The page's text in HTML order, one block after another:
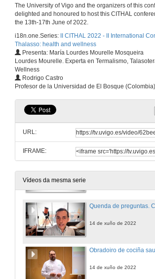
The University of Vigo and the organizers of this
delighted and honoured to host this CITHAL
the 13th-17th June of 2022.
i18n.one.Series:
II CITHAL 2022 - II International
Thalasso: health and wellness
Presenta: María Lourdes Mourelle Mosqueira
Lourdes Mourelle. Experta en Termalismo,
Wellness
Rodrigo Castro
Profesor de la Universidad de El Bosque (Colombia)
URL:
IFRAME:
Vídeos da mesma serie
14 de xuño de 2022
14 de xuño de 2022
14 de xuño de 2022
14 de xuño de 2022
14 de xuño de 2022